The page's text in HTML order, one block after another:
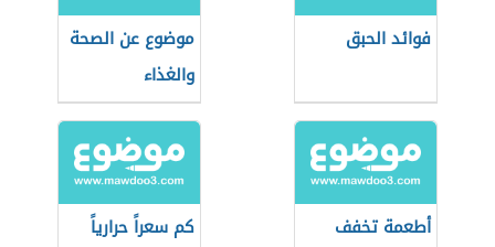
فوائد الحبق
موضوع عن الصحة
والغذاء
أطعمة تخفف
كم سعراً حرارياً